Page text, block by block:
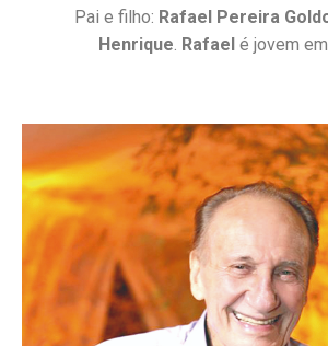
Pai e filho: Rafael Pereira
Henrique Rafael é jovem